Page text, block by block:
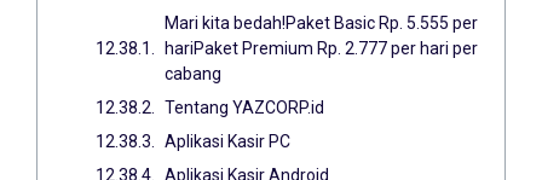
Mari kita bedah!Paket Basic Rp. 5.555 per
hariPaket Premium Rp. 2.777 per hari per
cabang
Tentang YAZCORP.id
Aplikasi Kasir PC
Aplikasi Kasir Android